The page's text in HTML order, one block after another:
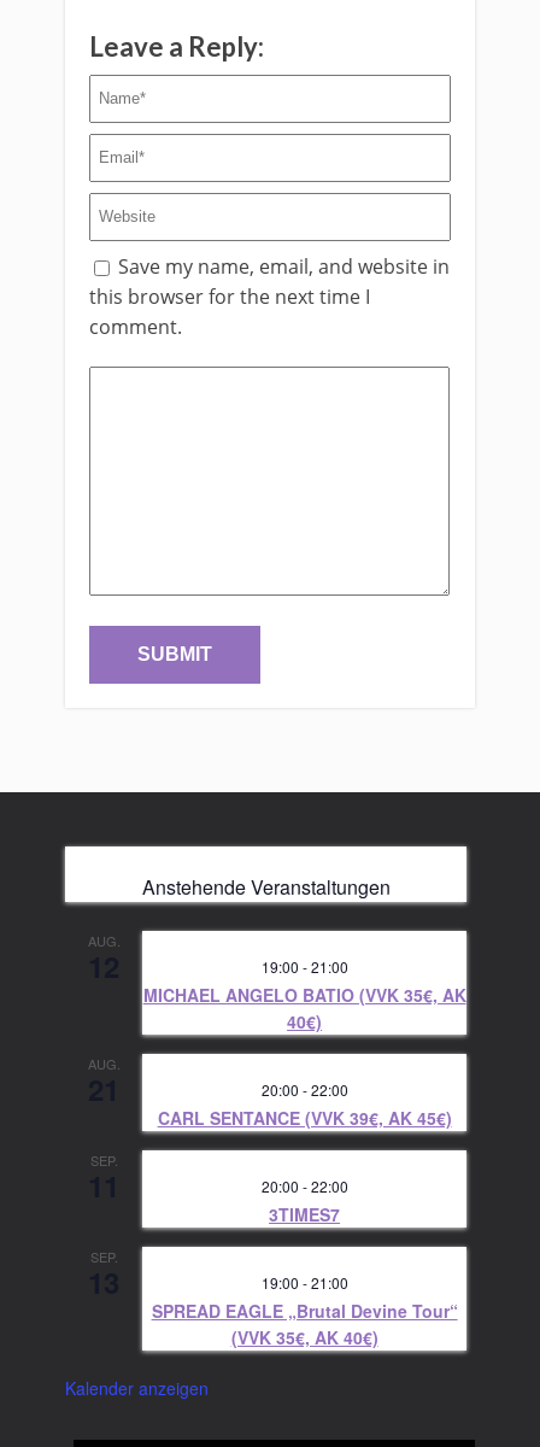
Leave a Reply:
Save my name, email, and website in
this browser for the next time I
comment.
Anstehende Veranstaltungen
AUG.
19:00 -21:00
MICHAEL ANGELO BATIO (VVK 35€, AK
40€)
AUG.
20:00 -22:00
CARL SENTANCE (VVK 39€, AK 45€)
SEP.
20:00 -22:00
3TIMES7
SEP.
19:00 -21:00
SPREAD EAGLE „Brutal Devine Tour“
(VVK 35€, AK 40€)
Kalender anzeigen